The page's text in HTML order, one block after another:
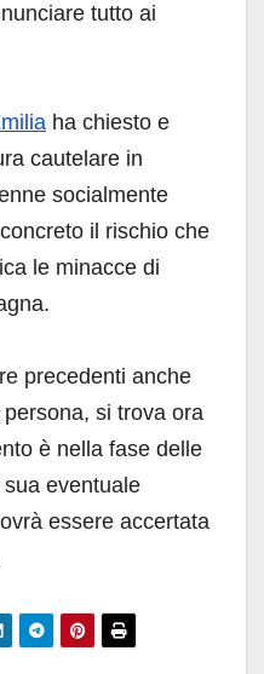
tutto ai
ha chiesto e
cautelare in
socialmente
il rischio che
le minacce di
precedenti anche
si trova ora
è nella fase delle
eventuale
essere accertata